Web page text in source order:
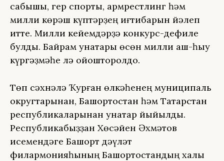
сабышы, гер спорты, армрестлинг һәм
милли көрәш күптәрҙең иғтибарын йәлеп
итте. Милли кейемдәрҙә конкурс-дефиле
булды. Байрам ҡунаҡтары өсөн милли аш-һыу
күргәҙмәһе лә ойошторолдо.
Төп сәхнәлә Ҡурған өлкәһенең муниципаль
округтарынан, Башҡортостан һәм Татарстан
республикаларынан ҡунаҡтар йыйылды.
Республикабыҙҙан Хөсәйен Әхмәтов
исемендәге Башҡорт дәүләт
филармонияһының Башҡортостандың халыҡ